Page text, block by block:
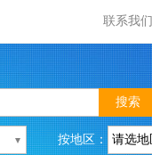
联系我们
按地区：